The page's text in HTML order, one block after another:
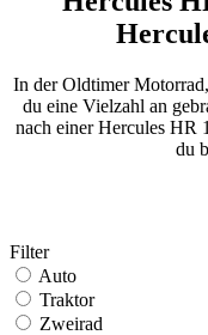
In der Oldtimer
du eine Vielzahl an
nach einer Hercules HR
du
Filter
Auto
Traktor
Zweirad